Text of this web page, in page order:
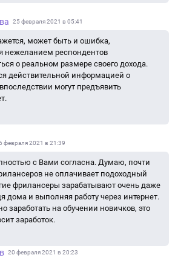
25 февраля 2021 в 05:41
может быть и ошибка,
нежеланием респондентов
о реальном размере своего дохода.
действительной информацией о
могут предъявить
февраля 2021 в 21:39
с Вами согласна. Думаю, почти
не оплачивает подоходный
фрилансеры зарабатывают очень даже
дома и выполняя работу через интернет.
заработать на обучении новичков, это
заработок.
20 февраля 2021 в 20:23